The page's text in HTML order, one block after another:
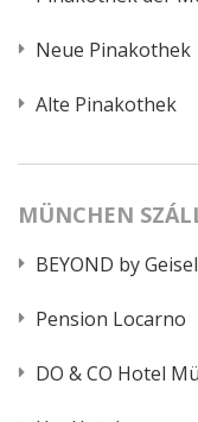
Neue Pinakothek
Alte Pinakothek
MÜNCHEN
BEYOND by Geisel
Pension Locarno
DO & CO Hotel